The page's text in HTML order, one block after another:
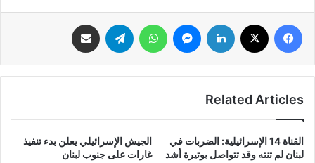
فيسبوك لينكدإن ماسنجر واتساب تيلقرام
Related Articles
‏القناة 14 الإسرائيلية: الضربات في
لبنان لم تنته وقد تتواصل بوتيرة أشد
الجيش الإسرائيلي يعلن بدء تنفيذ
غارات على جنوب لبنان